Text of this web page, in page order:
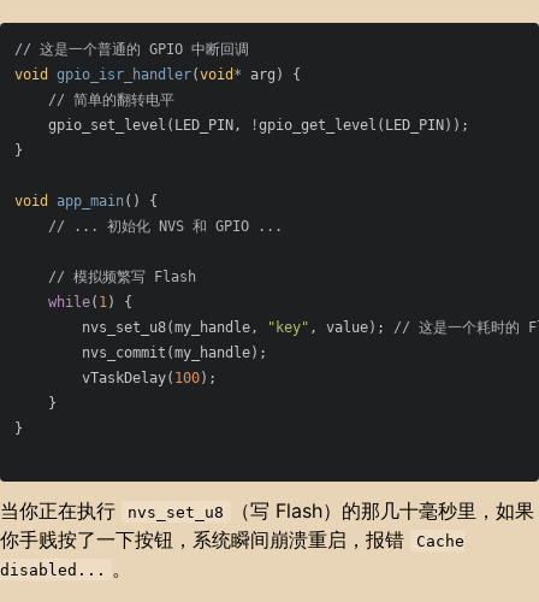
// 这是一个普通的 GPIO 中断回调
void
gpio_isr_handler(void * arg )
{
// 简单的翻转电平
gpio_set_level ( LED_PIN , !gpio_get_level ( LED_PIN));
}
void app_main()
{
// ... 初始化 NVS 和 GPIO ...
// 模拟频繁写 Flash
while( 1 )
{
nvs_set_u8(my_handle , "key" , value);
// 这是一个耗时的
nvs_commit (my_handle);
vTaskDelay( 100);
}
}
当你正在执行 nvs_set_u8
（写 Flash）的那几十毫秒里，如果
你手贱按了一下按钮，系统瞬间崩溃重启，报错
Cache
disabled...
。